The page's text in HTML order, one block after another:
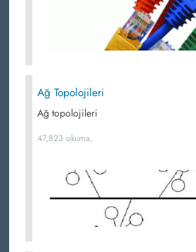
Ağ Topolojileri
Ağ topolojileri
47,823 okuma,